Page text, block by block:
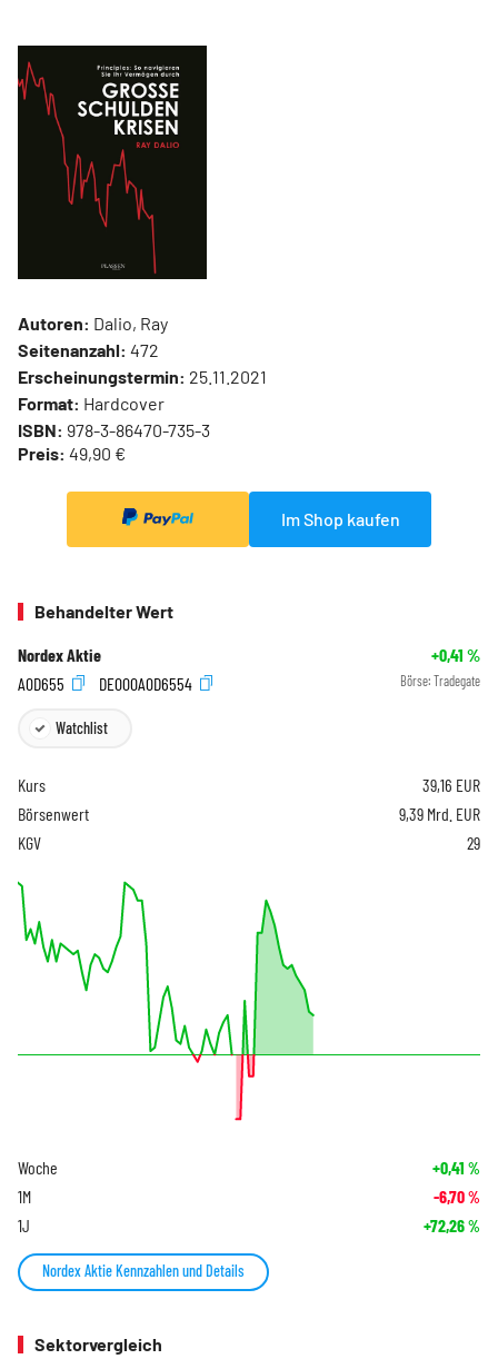
Autoren: Dalio, Ray
Seitenanzahl: 472
Erscheinungstermin: 25.11.2021
Format: Hardcover
ISBN: 978-3-86470-735-3
Preis: 49,90 €
Im Shop kaufen
Behandelter Wert
Nordex Aktie +0,41 %
A0D655
DE000A0D6554 Börse: Tradegate
Watchlist
Kurs 39,16 EUR
Börsenwert
9,39 Mrd. EUR
KGV
29
Woche +0,41 %
1M -6,70%
1J +72,26%
Nordex Aktie Kennzahlen und Details
Sektorvergleich